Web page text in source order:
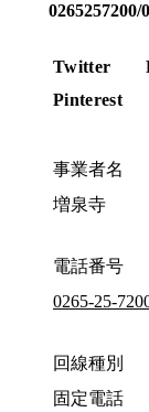
Twitter
Pinterest
事業者名
増泉寺
電話番号
0265-25-
回線種別
固定電話